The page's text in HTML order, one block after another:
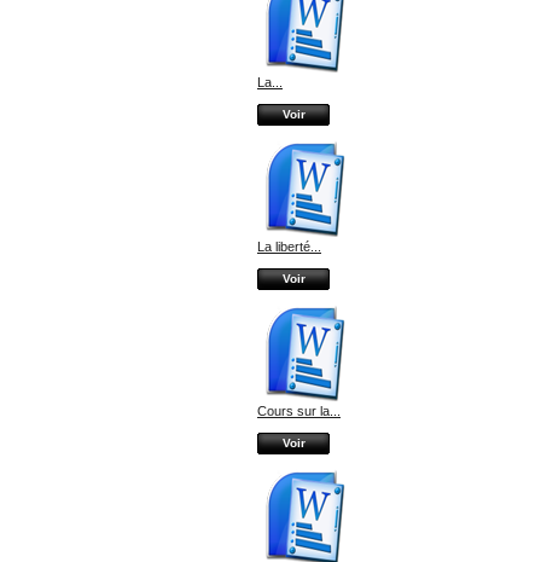
La...
Voir
La liberté...
Voir
Cours sur la...
Voir